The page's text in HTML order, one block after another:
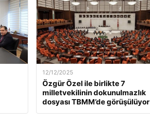
12/12/2025
Özgür Özel ile birlikte 7
milletvekilinin dokunulmazlık
dosyası TBMM’de görüşülüyor